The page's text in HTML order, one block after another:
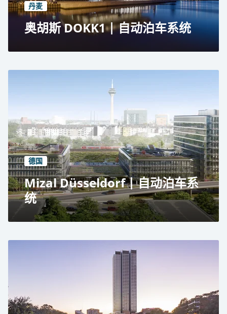
丹麦
奥胡斯 DOKK1 | 自动泊车系统
RESPACE SHIFTER 自动停车系统
972 个停车位
欧洲最大的自动停车系统
德国
Mizal Düsseldorf | 自动泊车系
统
杜塞尔多夫 Medienhafen 的 MIZAL 园区
自动停车系统 RESPACE SHIFTER
285 个停车位